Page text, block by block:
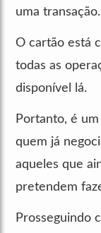
uma transação.
O cartão está
todas as
disponível lá.
Portanto, é
quem já
aqueles que
pretendem
Prosseguindo